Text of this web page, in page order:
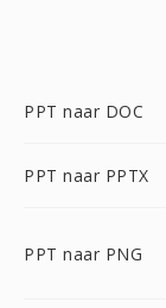
PPT naar DOC
PPT naar PPTX
PPT naar PNG